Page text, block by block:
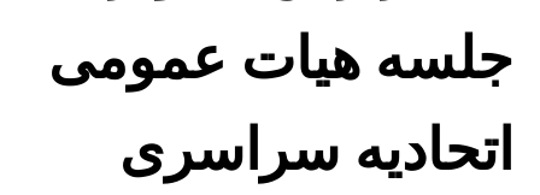
جلسه هیات عمومی
اتحادیه سراسری